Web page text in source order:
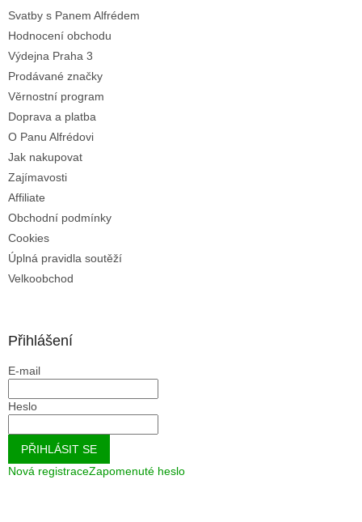
Svatby s Panem Alfrédem
Hodnocení obchodu
Výdejna Praha 3
Prodávané značky
Věrnostní program
Doprava a platba
O Panu Alfrédovi
Jak nakupovat
Zajímavosti
Affiliate
Obchodní podmínky
Cookies
Úplná pravidla soutěží
Velkoobchod
Přihlášení
E-mail
Heslo
PŘIHLÁSIT SE
Nová registraceZapomenuté heslo